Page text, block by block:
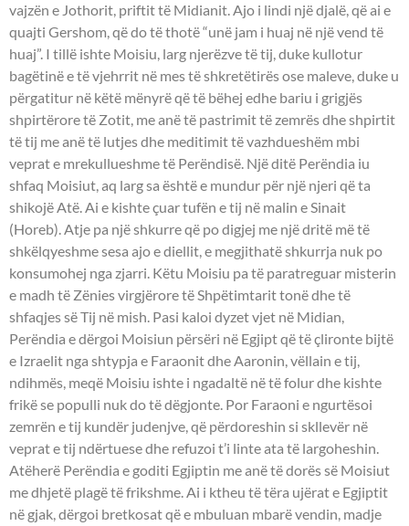
vajzën e Jothorit, priftit të Midianit. Ajo i lindi një djalë, që ai e
quajti Gershom, që do të thotë “unë jam i huaj në një vend të
huaj”. I tillë ishte Moisiu, larg njerëzve të tij, duke kullotur
bagëtinë e të vjehrrit në mes të shkretëtirës ose maleve, duke u
përgatitur në këtë mënyrë që të bëhej edhe bariu i grigjës
shpirtërore të Zotit, me anë të pastrimit të zemrës dhe shpirtit
të tij me anë të lutjes dhe meditimit të vazhdueshëm mbi
veprat e mrekullueshme të Perëndisë. Një ditë Perëndia iu
shfaq Moisiut, aq larg sa është e mundur për një njeri që ta
shikojë Atë. Ai e kishte çuar tufën e tij në malin e Sinait
(Horeb). Atje pa një shkurre që po digjej me një dritë më të
shkëlqyeshme sesa ajo e diellit, e megjithatë shkurrja nuk po
konsumohej nga zjarri. Këtu Moisiu pa të paratreguar misterin
e madh të Zënies virgjërore të Shpëtimtarit tonë dhe të
shfaqjes së Tij në mish. Pasi kaloi dyzet vjet në Midian,
Perëndia e dërgoi Moisiun përsëri në Egjipt që të çlironte bijtë
e Izraelit nga shtypja e Faraonit dhe Aaronin, vëllain e tij,
ndihmës, meqë Moisiu ishte i ngadaltë në të folur dhe kishte
frikë se populli nuk do të dëgjonte. Por Faraoni e ngurtësoi
zemrën e tij kundër judenjve, që përdoreshin si skllevër në
veprat e tij ndërtuese dhe refuzoi t’i linte ata të largoheshin.
Atëherë Perëndia e goditi Egjiptin me anë të dorës së Moisiut
me dhjetë plagë të frikshme. Ai i ktheu të tëra ujërat e Egjiptit
në gjak, dërgoi bretkosat që e mbuluan mbarë vendin, madje